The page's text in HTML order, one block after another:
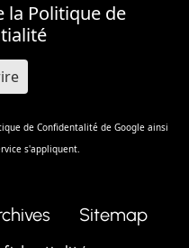
la Politique de
de Confidentalité de Google ainsi
s'appliquent.
Sitemap